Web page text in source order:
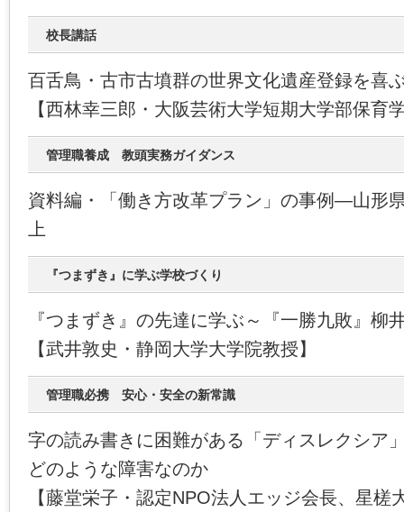
校長講話
百舌鳥・古市古墳群の世界文化遺産登録を喜
【西林幸三郎・大阪芸術大学短期大学部保育
管理職養成 教頭実務ガイダンス
資料編・「働き方改革プラン」の事例―山形
上
『つまずき』に学ぶ学校づくり
『つまずき』の先達に学ぶ～『一勝九敗』
【武井敦史・静岡大学大学院教授】
管理職必携 安心・安全の新常識
字の読み書きに困難がある「ディスレクシ
どのような障害なのか
【藤堂栄子・認定NPO法人エッジ会長、星槎